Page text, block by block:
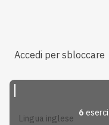
Accedi per sbloccare
lingua inglese
6